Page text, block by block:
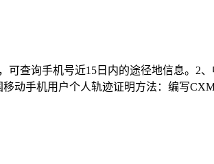
查询手机号近15日内的途径地信息。2
动手机用户个人轨迹证明方法：编写